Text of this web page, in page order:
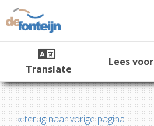
Translate
Lees voor
« terug naar vorige pagina